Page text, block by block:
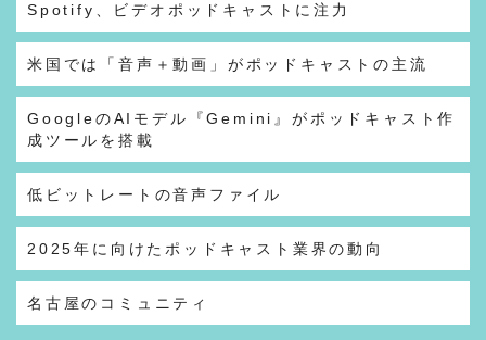
Spotify、ビデオポッドキャストに注力
米国では「音声＋動画」がポッドキャストの主流
GoogleのAIモデル『Gemini』がポッドキャスト作
成ツールを搭載
低ビットレートの音声ファイル
2025年に向けたポッドキャスト業界の動向
名古屋のコミュニティ